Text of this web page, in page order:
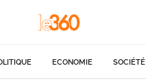
ECONOMIE SOCIÉTÉ